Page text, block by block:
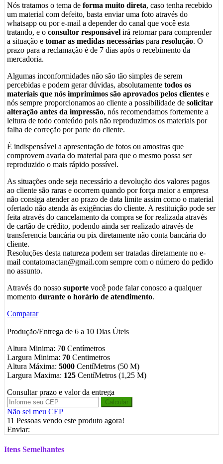
Nós tratamos o tema de forma muito direta, caso tenha recebido
um material com defeito, basta enviar uma foto através do
whatsapp ou por e-mail a depender do canal que você esta
tratando, e o consultor responsável irá retornar para comprender
a situação e tomar as medidas necessárias para resolução. O
prazo para a reclamação é de 7 dias após o recebimento da
mercadoria.
Algumas inconformidades não são tão simples de serem
percebidas e podem gerar dúvidas, absolutamente todos os
materiais que nós imprimimos são aprovados pelos clientes e
nós sempre proporcionamos ao cliente a possibilidade de solicitar
alteração antes da impressão, nós recomendamos fortemente a
leitura de todo conteúdo pois não reproduzimos os materiais por
falha de correção por parte do cliente.
É indispensável a apresentação de fotos ou amostras que
comprovem avaria do material para que o mesmo possa ser
reproduzido o mais rápido possível.
As situações onde seja necessário a devolução dos valores pagos
ao cliente são raras e ocorrem quando por força maior a empresa
não consiga atender ao prazo de data limite assim como o material
ofertado não atenda às exigências do cliente. A restituição pode ser
feita através do cancelamento da compra se for realizada através
de cartão de crédito, podendo ainda ser realizado através de
transferencia bancária ou pix diretamente não conta bancária do
cliente.
Resoluções desta natureza podem ser tratadas diretamente no e-
mail contatomactan@gmail.com sempre com o número do pedido
no assunto.
Através do nosso suporte você pode falar conosco a qualquer
momento durante o horário de atendimento.
Comparar
Produção/Entrega de 6 a 10 Dias Úteis
Altura Minima: 70 Centímetros
Largura Minima: 70 Centimetros
Altura Máxima: 5000 CentíMetros (50 M)
Largura Maxima: 125 CentíMetros (1,25 M)
Consultar prazo e valor da entrega
Calcular
Não sei meu CEP
11 Pessoas vendo este produto agora!
Enviar:
Itens Semelhantes